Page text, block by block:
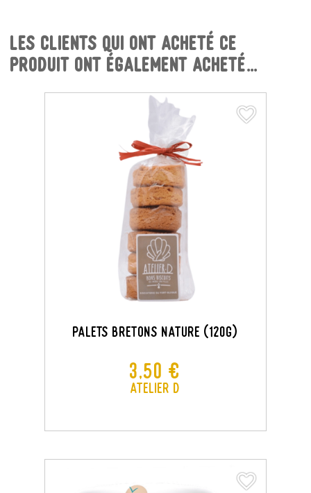
Les clients qui ont acheté ce
produit ont également acheté...
PALETS BRETONS NATURE (120G)
Prix
3,50 €
Atelier D
favorite_border
favorite_border
favorite_border
favorite_border